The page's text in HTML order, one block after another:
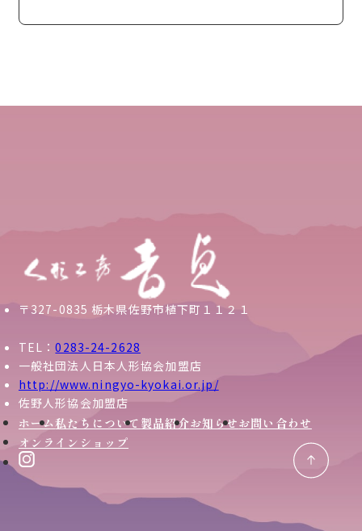
〒327-0835 栃木県佐野市植下町１１２１
TEL：0283-24-2628
一般社団法人日本人形協会加盟店
http://www.ningyo-kyokai.or.jp/
佐野人形協会加盟店
ホーム私たちについて 製品紹介お知らせお問い合わせ
オンラインショップ